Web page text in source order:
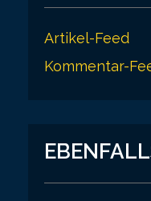
Artikel-Feed
Kommentar-